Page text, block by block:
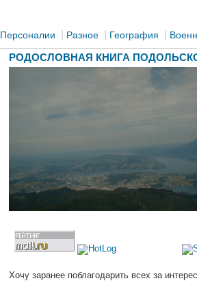
Персоналии Разное География
РОДОСЛОВНАЯ КНИГА
Хочу заранее поблагодарить всех за